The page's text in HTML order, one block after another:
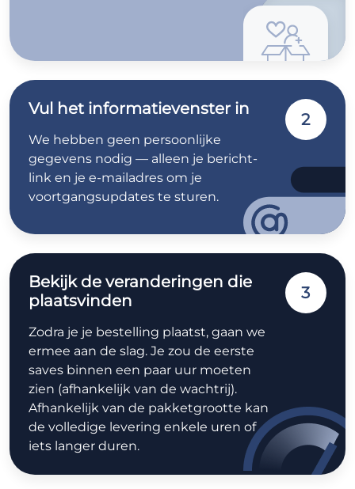
Vul het informatievenster in
We hebben geen persoonlijke
gegevens nodig — alleen je bericht-
link en je e-mailadres om je
voortgangsupdates te sturen.
2
Bekijk de veranderingen die
plaatsvinden
Zodra je je bestelling plaatst, gaan we
ermee aan de slag. Je zou de eerste
saves binnen een paar uur moeten
zien (afhankelijk van de wachtrij).
Afhankelijk van de pakketgrootte kan
de volledige levering enkele uren of
iets langer duren.
3